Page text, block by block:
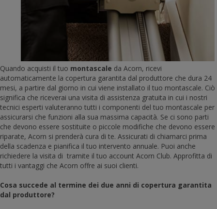
Quando acquisti il ​​tuo montascale da Acorn, ricevi
automaticamente la copertura garantita dal produttore che dura 24
mesi, a partire dal giorno in cui viene installato il tuo montascale. Ciò
significa che riceverai una visita di assistenza gratuita in cui i nostri
tecnici esperti valuteranno tutti i componenti del tuo montascale per
assicurarsi che funzioni alla sua massima capacità. Se ci sono parti
che devono essere sostituite o piccole modifiche che devono essere
riparate, Acorn si prenderà cura di te. Assicurati di chiamarci prima
della scadenza e pianifica il tuo intervento annuale. Puoi anche
richiedere la visita di tramite il tuo account Acorn Club. Approfitta di
tutti i vantaggi che Acorn offre ai suoi clienti.
Cosa succede al termine dei due anni di copertura garantita
dal produttore?